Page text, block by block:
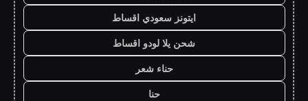
ايتونز سعودي اقساط
شحن يلا لودو اقساط
حناء شعر
حنا